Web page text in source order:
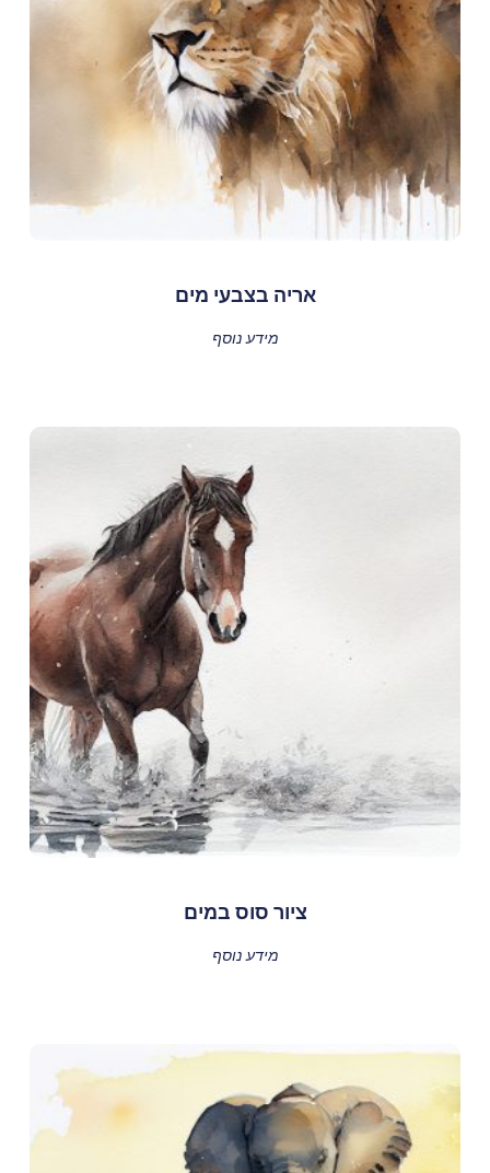
אריה בצבעי מים
מידע נוסף
ציור סוס במים
מידע נוסף